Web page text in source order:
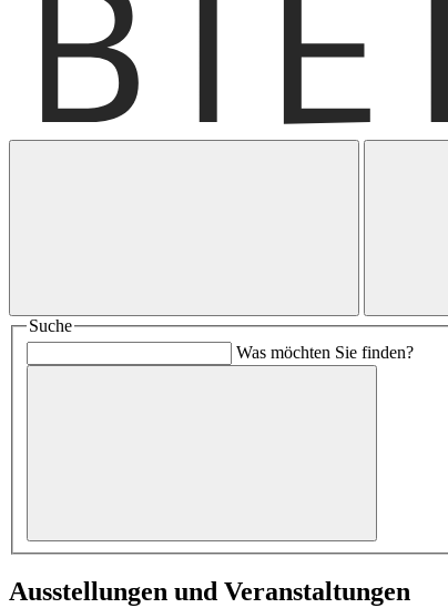
Suche
Was möchten Sie finden?
Ausstellungen und Veranstaltungen